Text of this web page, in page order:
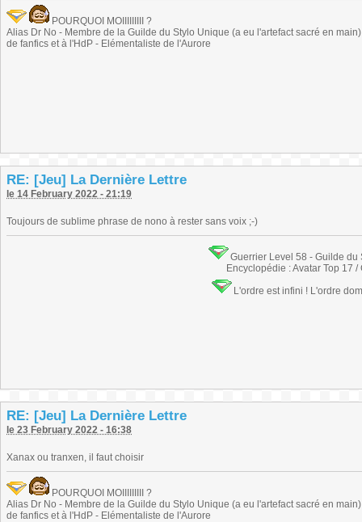
POURQUOI MOIIIIIIIII ?
Alias Dr No - Membre de la Guilde du Stylo Unique (a eu l'artefact sacré en
de fanfics et à l'HdP - Elémentaliste de l'Aurore
RE: [Jeu] La Dernière Lettre
le 14 February 2022 - 21:19
Toujours de sublime phrase de nono à rester sans voix ;-)
Guerrier Level 58 - Guilde
Encyclopédie : Avatar Top 17 /
L'ordre est infini ! L'ordre
RE: [Jeu] La Dernière Lettre
le 23 February 2022 - 16:38
Xanax ou tranxen, il faut choisir
POURQUOI MOIIIIIIIII ?
Alias Dr No - Membre de la Guilde du Stylo Unique (a eu l'artefact sacré en
de fanfics et à l'HdP - Elémentaliste de l'Aurore